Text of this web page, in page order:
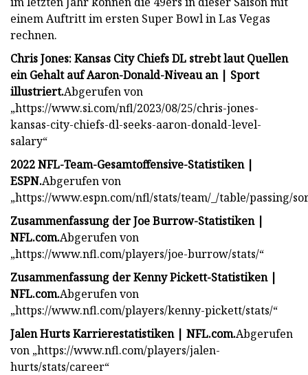
einem Auftritt im ersten Super Bowl in Las Vegas
rechnen.
Chris Jones: Kansas City Chiefs DL strebt laut Quellen
ein Gehalt auf Aaron-Donald-Niveau an | Sport
illustriert.Abgerufen von
„https://www.si.com/nfl/2023/08/25/chris-jones-
kansas-city-chiefs-dl-seeks-aaron-donald-level-
salary“
2022 NFL-Team-Gesamtoffensive-Statistiken |
ESPN.Abgerufen von
„https://www.espn.com/nfl/stats/team/_/table/passing/
Zusammenfassung der Joe Burrow-Statistiken |
NFL.com.Abgerufen von
„https://www.nfl.com/players/joe-burrow/stats/“
Zusammenfassung der Kenny Pickett-Statistiken |
NFL.com.Abgerufen von
„https://www.nfl.com/players/kenny-pickett/stats/“
Jalen Hurts Karrierestatistiken | NFL.com.Abgerufen
von „https://www.nfl.com/players/jalen-
hurts/stats/career“